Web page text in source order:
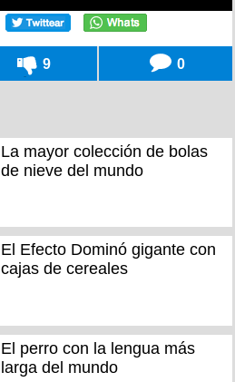
9 0
La mayor colección de bolas
de nieve del mundo
El Efecto Dominó gigante con
cajas de cereales
El perro con la lengua más
larga del mundo